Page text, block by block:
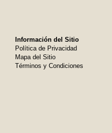
Información del Sitio
Política de Privacidad
Mapa del Sitio
Términos y Condiciones